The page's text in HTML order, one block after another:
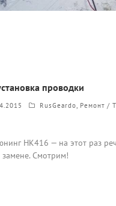
проводки
RusGeardo, Ремонт /
HK416 — на этот раз
замене. Смотрим!